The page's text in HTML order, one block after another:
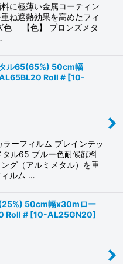
に極薄い金属コーティン
ね遮熱効果を高めたフィ
色 【色】 ブロンズメタ
ル65(65%) 50cm幅
Roll # [10-
ーフィルム ブレインテッ
ル65 ブルー色耐候顔料
グ（アルミメタル）を重
ィルム …
50cm幅x30mロー
Roll # [10-AL25GN20]